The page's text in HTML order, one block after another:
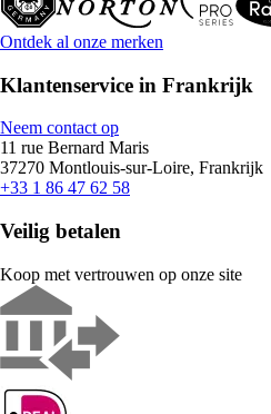
Ontdek al onze merken
Klantenservice in Frankrijk
Neem contact op
11 rue Bernard Maris
37270 Montlouis-sur-Loire, Frankrijk
+33 1 86 47 62 58
Veilig betalen
Koop met vertrouwen op onze site